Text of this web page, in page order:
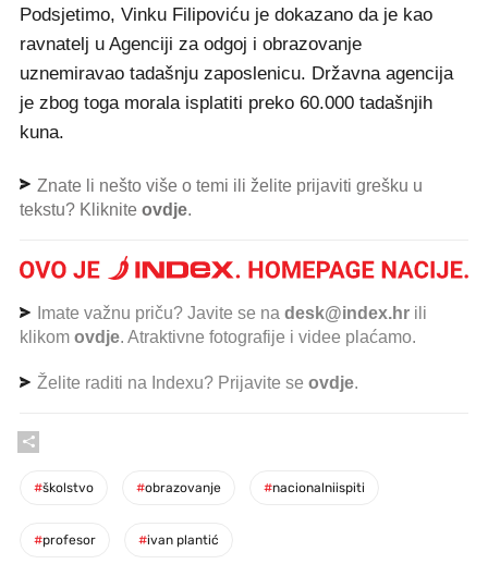
Podsjetimo, Vinku Filipoviću je dokazano da je kao
ravnatelj u Agenciji za odgoj i obrazovanje
uznemiravao tadašnju zaposlenicu. Državna agencija
je zbog toga morala isplatiti preko 60.000 tadašnjih
kuna.
Znate li nešto više o temi ili želite prijaviti grešku u
tekstu? Kliknite ovdje.
Imate važnu priču? Javite se na desk@index.hr ili
klikom ovdje. Atraktivne fotografije i videe plaćamo.
Želite raditi na Indexu? Prijavite se ovdje.
#školstvo #obrazovanje #nacionalniispiti
#profesor #ivan plantić